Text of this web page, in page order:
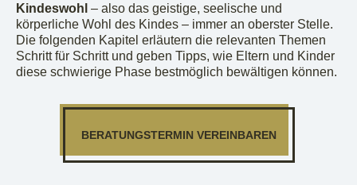
Kindeswohl – also das geistige, seelische und
körperliche Wohl des Kindes – immer an oberster Stelle.
Die folgenden Kapitel erläutern die relevanten Themen
Schritt für Schritt und geben Tipps, wie Eltern und Kinder
diese schwierige Phase bestmöglich bewältigen können.
BERATUNGSTERMIN VEREINBAREN